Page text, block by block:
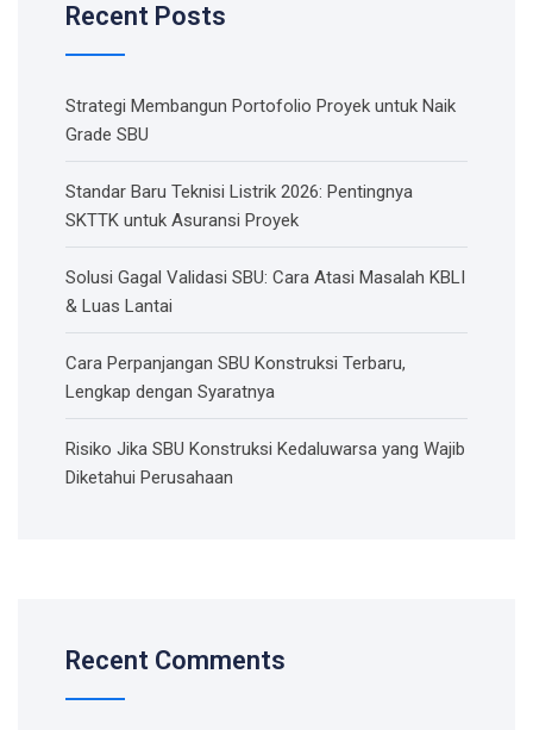
Recent Posts
Strategi Membangun Portofolio Proyek untuk Naik
Grade SBU
Standar Baru Teknisi Listrik 2026: Pentingnya
SKTTK untuk Asuransi Proyek
Solusi Gagal Validasi SBU: Cara Atasi Masalah KBLI
& Luas Lantai
Cara Perpanjangan SBU Konstruksi Terbaru,
Lengkap dengan Syaratnya
Risiko Jika SBU Konstruksi Kedaluwarsa yang Wajib
Diketahui Perusahaan
Recent Comments